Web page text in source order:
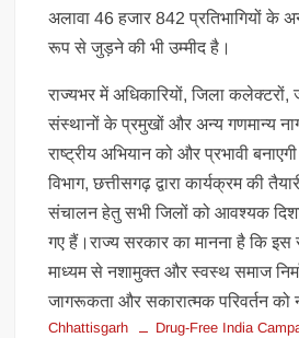
अलावा 46 हजार 842 प्रतिभागियों के
रूप से जुड़ने की भी उम्मीद है।
राज्यभर में अधिकारियों, जिला कलेक्टरों,
संस्थानों के प्रमुखों और अन्य गणमान्य
राष्ट्रीय अभियान को और प्रभावी
विभाग, छत्तीसगढ़ द्वारा कार्यक्रम की
संचालन हेतु सभी जिलों को आवश्यक दिशा-
गए हैं।राज्य सरकार का मानना है कि
माध्यम से नशामुक्त और स्वस्थ समाज
जागरूकता और सकारात्मक परिवर्तन को
Chhattisgarh Drug-Free India